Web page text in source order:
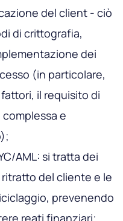
del client - ciò
di crittografia,
dei
(in particolare,
il requisito di
e
AML: si tratta dei
del cliente e le
prevenendo
reati finanziari;